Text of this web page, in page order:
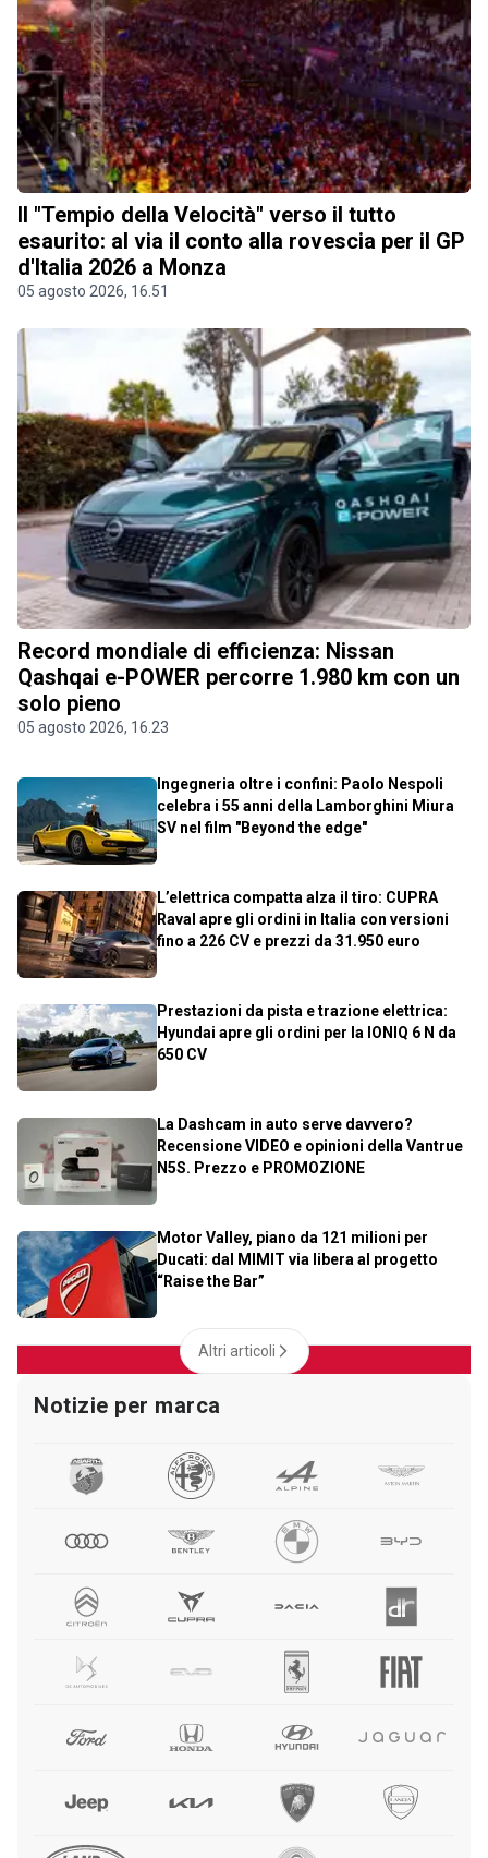
Il "Tempio della Velocità" verso il tutto
esaurito: al via il conto alla rovescia per il GP
d'Italia 2026 a Monza
05 agosto 2026, 16.51
Record mondiale di efficienza: Nissan
Qashqai e-POWER percorre 1.980 km con un
solo pieno
05 agosto 2026, 16.23
Ingegneria oltre i confini: Paolo Nespoli
celebra i 55 anni della Lamborghini Miura
SV nel film "Beyond the edge"
L’elettrica compatta alza il tiro: CUPRA
Raval apre gli ordini in Italia con versioni
fino a 226 CV e prezzi da 31.950 euro
Prestazioni da pista e trazione elettrica:
Hyundai apre gli ordini per la IONIQ 6 N da
650 CV
La Dashcam in auto serve davvero?
Recensione VIDEO e opinioni della Vantrue
N5S. Prezzo e PROMOZIONE
Motor Valley, piano da 121 milioni per
Ducati: dal MIMIT via libera al progetto
“Raise the Bar”
Altri articoli
Notizie per marca